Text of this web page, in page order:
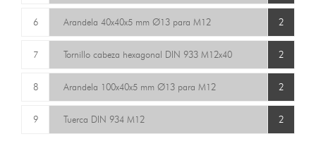
6 Arandela 40x40x5 mm Ø13 para M12 2
7 Tornillo cabeza hexagonal DIN 933 M12x40 2
8 Arandela 100x40x5 mm Ø13 para M12 2
9 Tuerca DIN 934 M12 2